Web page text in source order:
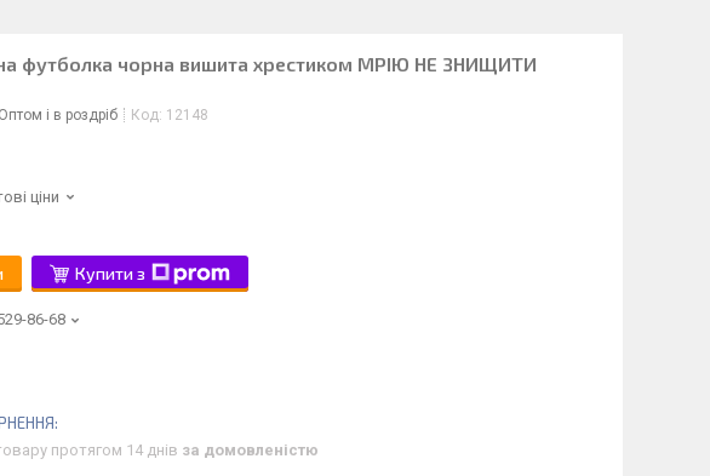
футболка чорна вишита хрестиком МРІЮ НЕ ЗНИЩИТИ
Оптом і в роздріб Код: 12148
ціни
Купити з
86-68
протягом 14 днів за домовленістю